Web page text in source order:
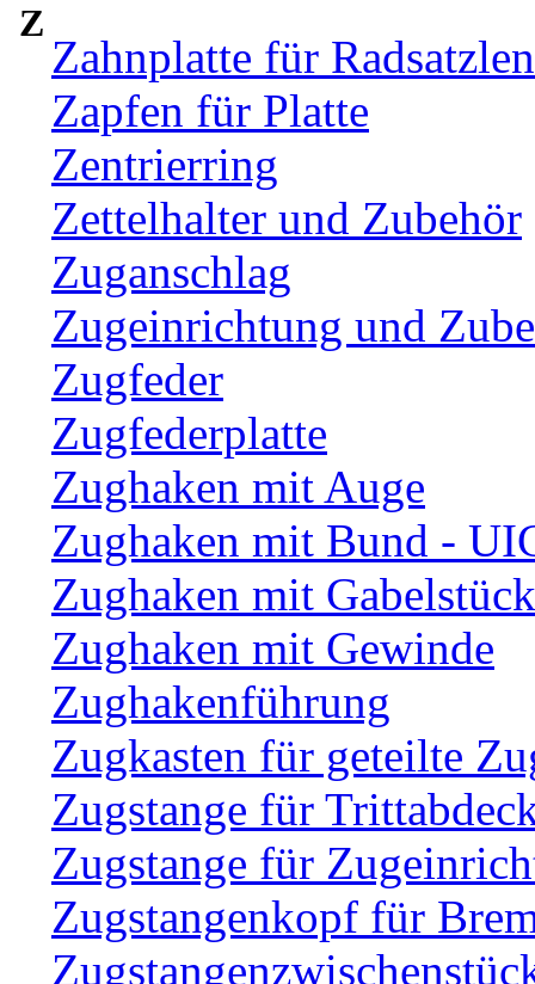
Z
Zahnplatte für
Zapfen für Platte
Zentrierring
Zettelhalter und Zubehör
Zuganschlag
Zugeinrichtung und
Zugfeder
Zugfederplatte
Zughaken mit Auge
Zughaken mit Bund -
Zughaken mit Gabelstück
Zughaken mit Gewinde
Zughakenführung
Zugkasten für geteilte
Zugstange für
Zugstange für
Zugstangenkopf für